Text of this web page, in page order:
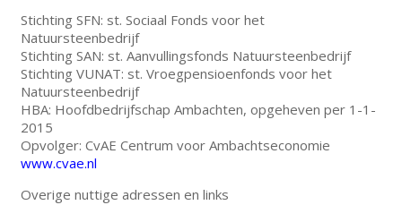
Stichting SFN: st. Sociaal Fonds voor het
Natuursteenbedrijf
Stichting SAN: st. Aanvullingsfonds Natuursteenbedrijf
Stichting VUNAT: st. Vroegpensioenfonds voor het
Natuursteenbedrijf
HBA: Hoofdbedrijfschap Ambachten, opgeheven per 1-1-
2015
Opvolger: CvAE Centrum voor Ambachtseconomie
www.cvae.nl
Overige nuttige adressen en links